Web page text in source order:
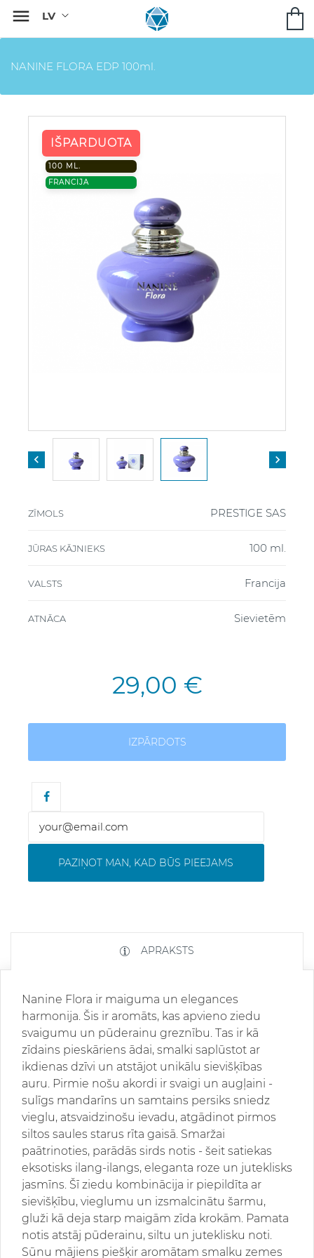

NANINE FLORA EDP 100ml.
IŠPARDUOTA
100 ML.
FRANCIJA
 
ZĪMOLS PRESTIGE SAS
JŪRAS KĀJNIEKS 100 ml.
VALSTS Francija
ATNĀCA Sievietēm
29,00 €
IZPĀRDOTS
PAZIŅOT MAN, KAD BŪS PIEEJAMS
APRAKSTS
Nanine Flora ir maiguma un elegances
harmonija. Šis ir aromāts, kas apvieno ziedu
svaigumu un pūderainu greznību. Tas ir kā
zīdains pieskāriens ādai, smalki saplūstot ar
ikdienas dzīvi un atstājot unikālu sievišķības
auru. Pirmie nošu akordi ir svaigi un augļaini -
sulīgs mandarīns un samtains persiks sniedz
vieglu, atsvaidzinošu ievadu, atgādinot pirmos
siltos saules starus rīta gaisā. Smaržai
paātrinoties, parādās sirds notis - šeit satiekas
eksotisks ilang-ilangs, eleganta roze un juteklisks
jasmīns. Šī ziedu kombinācija ir piepildīta ar
sievišķību, vieglumu un izsmalcinātu šarmu,
gluži kā deja starp maigām zīda krokām. Pamata
notis atstāj pūderainu, siltu un juteklisku noti.
Sūnu mājiens piešķir aromātam smalku zemes